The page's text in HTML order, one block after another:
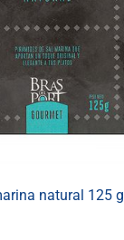
natural 125 g